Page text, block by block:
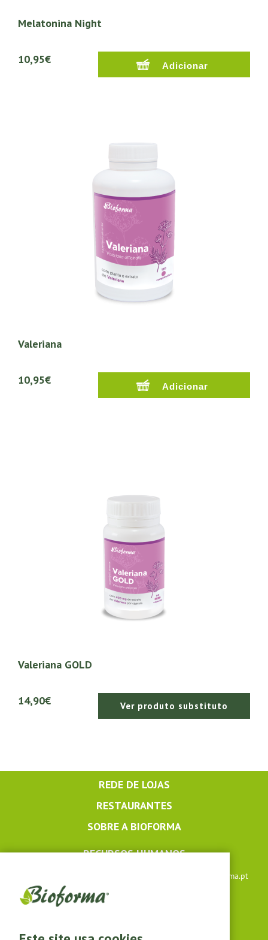
Melatonina Night
10,95€
Valeriana
10,95€
Valeriana GOLD
14,90€ Ver produto substituto
REDE DE LOJAS
RESTAURANTES
SOBRE A BIOFORMA
RECURSOS HUMANOS
lojaonline@bioforma.pt
(dias úteis das 8h30 às 13h e das 14h às 17h30)